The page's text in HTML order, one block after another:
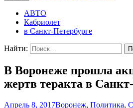
АВТО
Кабриолет
в Санкт-Петербурге
Найти:
В Воронеже прошла
жертв теракта в
Апрель 8, 2017Воронеж, Политика,